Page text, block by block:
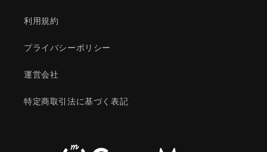
利用規約
プライバシーポリシー
運営会社
特定商取引法に基づく表記